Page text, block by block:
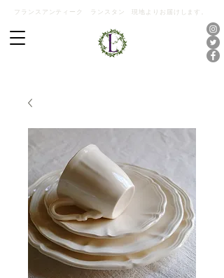
フランスアンティーク ランスタン 現地よりお届けします。